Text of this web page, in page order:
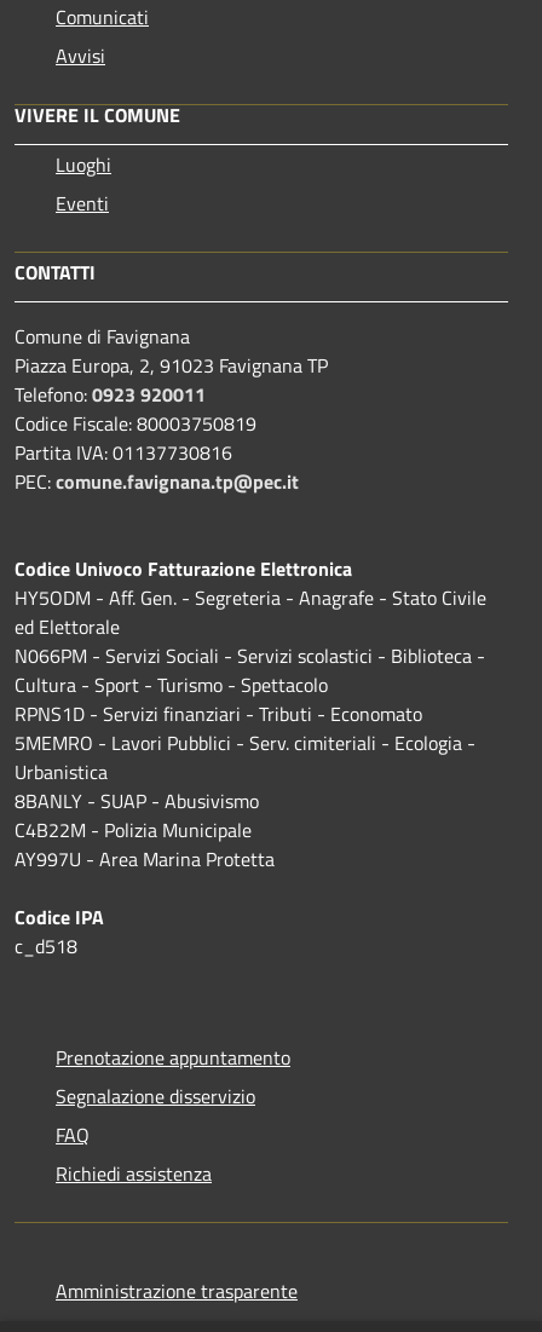
Comunicati
Avvisi
VIVERE IL COMUNE
Luoghi
Eventi
CONTATTI
Comune di Favignana
Piazza Europa, 2, 91023 Favignana TP
Telefono:0923 920011
Codice Fiscale: 80003750819
Partita IVA: 01137730816
PEC:comune.favignana.tp@pec.it
Codice Univoco Fatturazione Elettronica
HY5ODM - Aff. Gen. - Segreteria - Anagrafe - Stato Civile
ed Elettorale
N066PM - Servizi Sociali - Servizi scolastici - Biblioteca -
Cultura - Sport - Turismo - Spettacolo
RPNS1D - Servizi finanziari - Tributi - Economato
5MEMRO - Lavori Pubblici - Serv. cimiteriali - Ecologia -
Urbanistica
8BANLY - SUAP - Abusivismo
C4B22M - Polizia Municipale
AY997U - Area Marina Protetta
Codice IPA
c_d518
Prenotazione appuntamento
Segnalazione disservizio
FAQ
Richiedi assistenza
Amministrazione trasparente